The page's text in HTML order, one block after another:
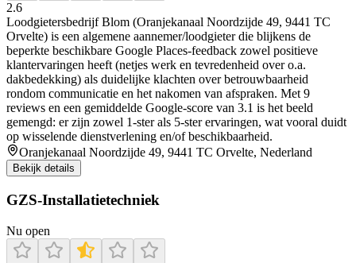
2.6
Loodgietersbedrijf Blom (Oranjekanaal Noordzijde 49, 9441 TC
Orvelte) is een algemene aannemer/loodgieter die blijkens de
beperkte beschikbare Google Places-feedback zowel positieve
klantervaringen heeft (netjes werk en tevredenheid over o.a.
dakbedekking) als duidelijke klachten over betrouwbaarheid
rondom communicatie en het nakomen van afspraken. Met 9
reviews en een gemiddelde Google-score van 3.1 is het beeld
gemengd: er zijn zowel 1-ster als 5-ster ervaringen, wat vooral duidt
op wisselende dienstverlening en/of beschikbaarheid.
Oranjekanaal Noordzijde 49, 9441 TC Orvelte, Nederland
Bekijk details
GZS-Installatietechniek
Nu open